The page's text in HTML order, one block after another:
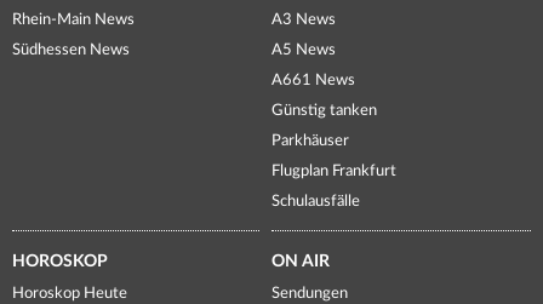
Rhein-Main News
Südhessen News
A3 News
A5 News
A661 News
Günstig tanken
Parkhäuser
Flugplan Frankfurt
Schulausfälle
HOROSKOP
Horoskop Heute
ON AIR
Sendungen